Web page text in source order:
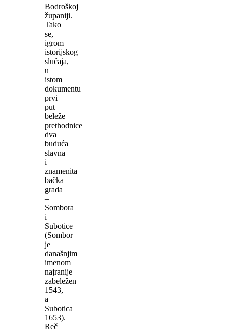
Bodroškoj
županiji.
Tako
se,
igrom
istorijskog
slučaja,
u
istom
dokumentu
prvi
put
beleže
prethodnice
dva
buduća
slavna
i
znamenita
bačka
grada
–
Sombora
i
Subotice
(Sombor
je
današnjim
imenom
najranije
zabeležen
1543,
a
Subotica
1653).
Reč